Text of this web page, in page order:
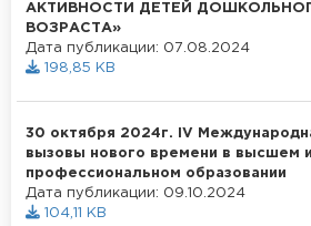
АКТИВНОСТИ ДЕТЕЙ
ВОЗРАСТА»
Дата публикации: 07.08.2024
198,85 KB
30 октября 2024г. IV
вызовы нового времени в высшем
профессиональном образовании
Дата публикации: 09.10.2024
104,11 KB